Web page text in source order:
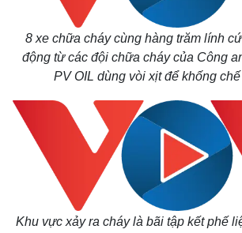
8 xe chữa cháy cùng hàng trăm lính
động từ các đội chữa cháy của Công
PV OIL dùng vòi xịt để khống
Khu vực xảy ra cháy là bãi tập kết phế